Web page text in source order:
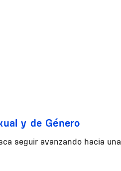
y de Género
seguir avanzando hacia una